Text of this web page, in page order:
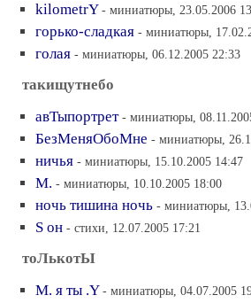
kilometrY - миниатюры, 23.05.2006
горько-сладкая - миниатюры,
голая - миниатюры, 06.12.2005 22:33
такищутнебо
авТыпортрет - миниатюры,
БезМеняОбоМне - миниатюры,
ничья - миниатюры, 15.10.2005 14:47
M. - миниатюры, 10.10.2005 18:00
ночь тишина ночь - миниатюры,
S он - стихи, 12.07.2005 17:21
тоЛькотЫ
М. я ты .Y - миниатюры, 04.07.2005